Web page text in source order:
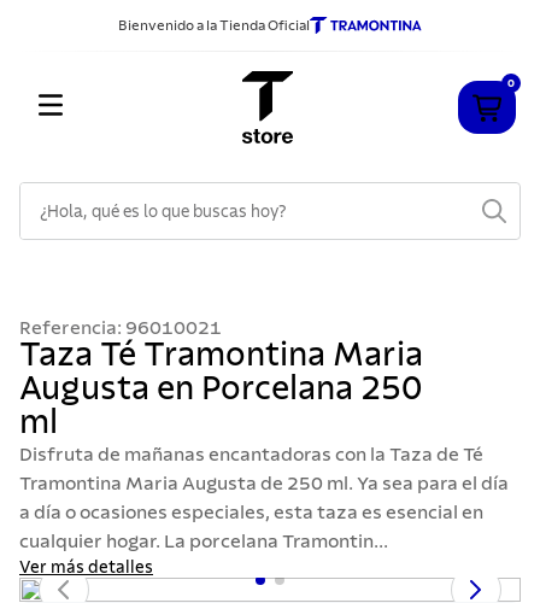
Bienvenido a la Tienda Oficial
0
Referencia: 96010021
Taza Té Tramontina Maria
Augusta en Porcelana 250
ml
Disfruta de mañanas encantadoras con la Taza de Té
Tramontina Maria Augusta de 250 ml. Ya sea para el día
a día o ocasiones especiales, esta taza es esencial en
cualquier hogar. La porcelana Tramontin...
Ver más detalles
2.
sarten
3 .
cubiertos
4.
acero inoxidable
6.
grano
solar
cuchillo